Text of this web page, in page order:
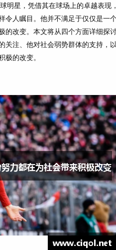
明星，凭借其在球场上的卓越表
令人瞩目。他并不满足于仅仅是一
的改变。本文将从四个方面详细探
关注、他对社会弱势群体的支持，
的改变。